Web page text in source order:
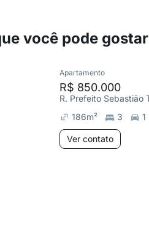
você pode gostar
Apartamento
R$ 850.000
186m² 3 1
Ver contato